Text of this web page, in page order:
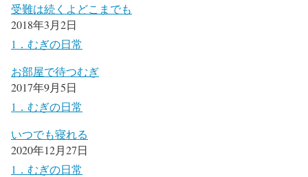
受難は続くよどこまでも
2018年3月2日
1．むぎの日常
お部屋で待つむぎ
2017年9月5日
1．むぎの日常
いつでも寝れる
2020年12月27日
1．むぎの日常